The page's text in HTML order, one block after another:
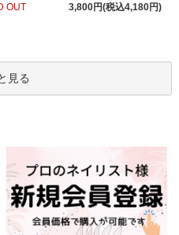
OUT
3,800円(税込4,180円)
見る